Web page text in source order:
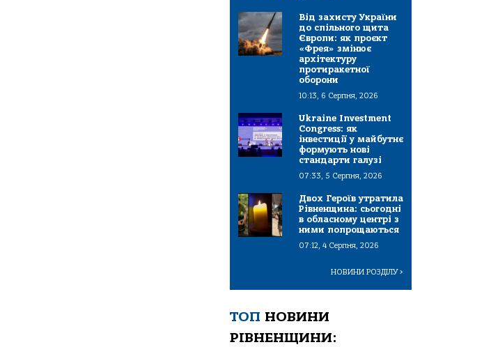
Від захисту України
до спільного щита
Європи: як проєкт
«Фрея» змінює
архітектуру
протиракетної
оборони
10:13, 6 Серпня, 2026
Ukraine Investment
Congress: як
інвестиції у майбутнє
формують нові
стандарти галузі
07:33, 5 Серпня, 2026
Двох Героїв утратила
Рівненщина: сьогодні
в обласному центрі з
ними попрощаються
07:12, 4 Серпня, 2026
НОВИНИ РОЗДІЛУ>
ТОП НОВИНИ
РІВНЕНЩИНИ: